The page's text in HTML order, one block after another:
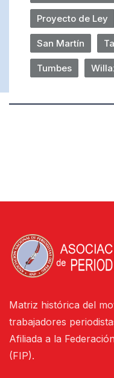
Proyecto de Ley
San Martín
Tumbes
Matriz histórica del
trabajadores
Afiliada a la
(FIP).